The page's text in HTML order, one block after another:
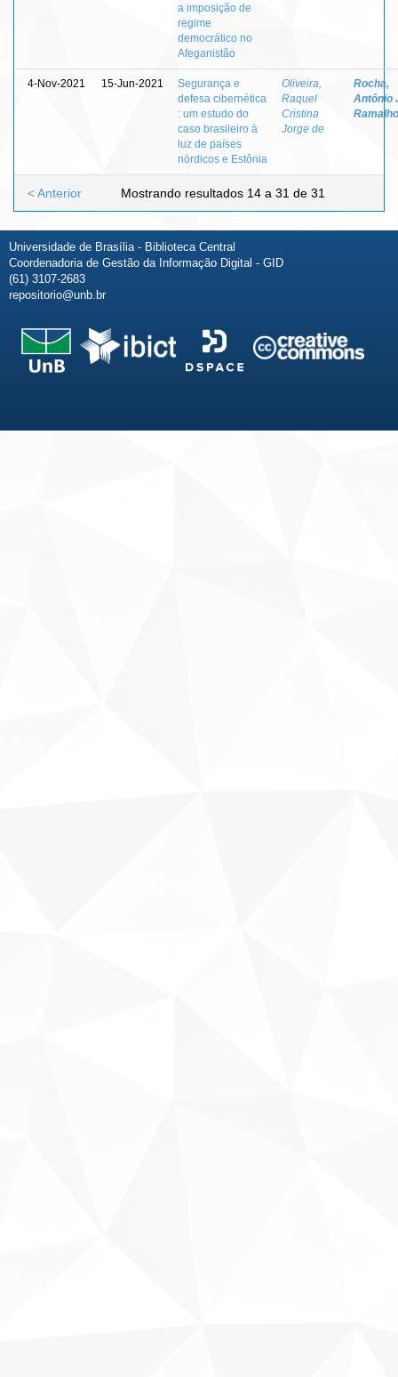
a imposição de
regime
democrático no
Afeganistão
4-Nov-2021 15-Jun-2021
Segurança e
defesa cibernética
: um estudo do
caso brasileiro à
luz de países
nórdicos e Estônia
Oliveira,
Raquel
Cristina
Jorge de
Rocha,
Antônio
Mostrando resultados 14 a 31 de 31
< Anterior
Universidade de Brasília - Biblioteca Central
Coordenadoria de Gestão da Informação Digital - GID
(61) 3107-2683
repositorio@unb.br